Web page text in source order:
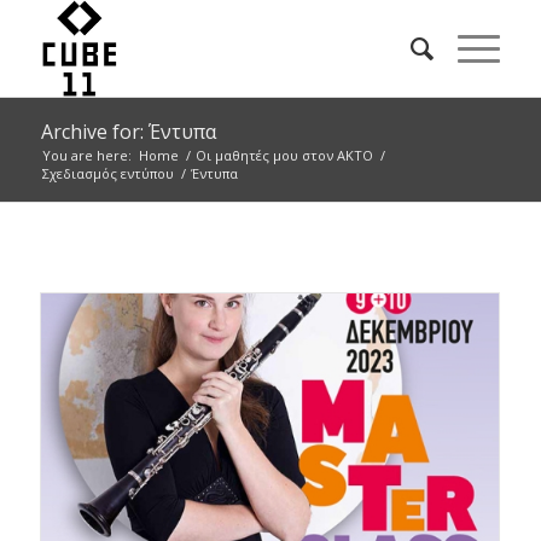
Archive for: Έντυπα
You are here: Home / Οι μαθητές μου στον ΑΚΤΟ /
Σχεδιασμός εντύπου / Έντυπα